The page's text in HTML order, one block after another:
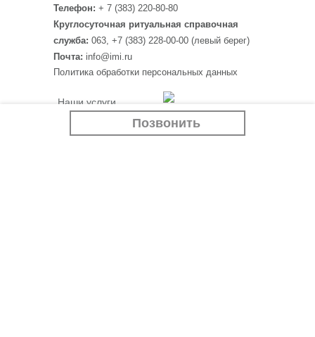
Телефон: + 7 (383) 220-80-80
Круглосуточная ритуальная справочная
служба: 063, +7 (383) 228-00-00 (левый берег)
Почта: info@imi.ru
Политика обработки персональных данных
Наши услуги
Ритуальные товары
Программа “Белый
тополь”
Позвонить